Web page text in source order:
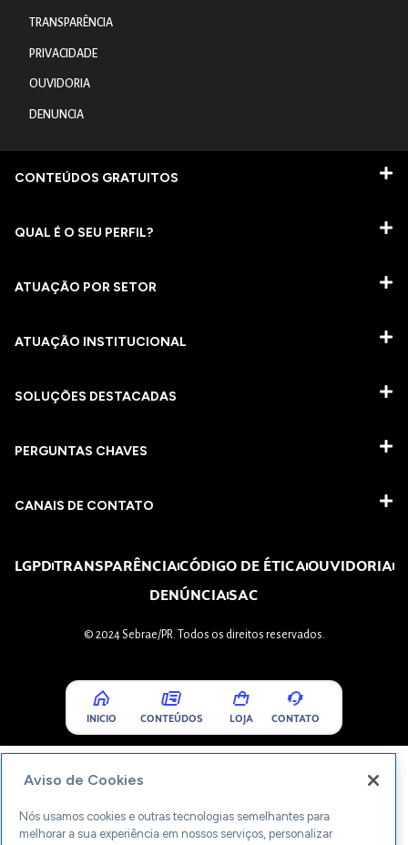
TRANSPARÊNCIA
PRIVACIDADE
OUVIDORIA
DENUNCIA
CONTEÚDOS GRATUITOS
QUAL É O SEU PERFIL?
ATUAÇÃO POR SETOR
ATUAÇÃO INSTITUCIONAL
SOLUÇÕES DESTACADAS
PERGUNTAS CHAVES​
CANAIS DE CONTATO
LGPDTRANSPARÊNCIACÓDIGO DE ÉTICAOUVIDORIA
DENÚNCIASAC
© 2024 Sebrae/PR. Todos os direitos reservados.
INICIO CONTEÚDOS LOJA CONTATO
Aviso de Cookies
Nós usamos cookies e outras tecnologias semelhantes para
melhorar a sua experiência em nossos serviços, personalizar